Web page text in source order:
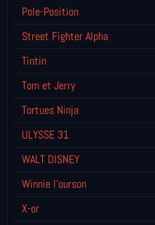
Pole-Position
Street Fighter Alpha
Tintin
Tom et Jerry
Tortues Ninja
ULYSSE 31
WALT DISNEY
Winnie l’ourson
X-or